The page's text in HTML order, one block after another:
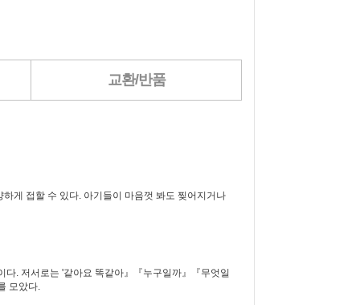
교환/반품
게 접할 수 있다. 아기들이 마음껏 봐도 찢어지거나
. 저서로는 '같아요 똑같아』『누구일까』『무엇일
모았다.